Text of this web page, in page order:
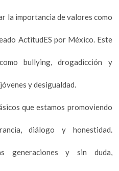
la importancia de valores como
ActitudES por México. Este
bullying, drogadicción y
y desigualdad.
que estamos promoviendo
diálogo y honestidad.
generaciones y sin duda,